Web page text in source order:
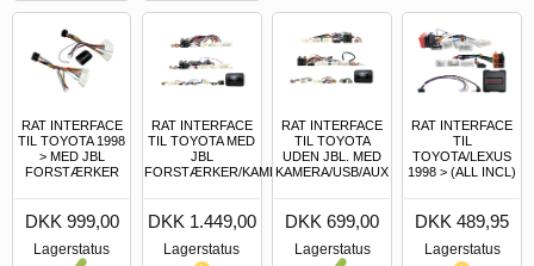
RAT INTERFACE
TIL TOYOTA 1998
> MED JBL
FORSTÆRKER
DKK 999,00
Lagerstatus
RAT INTERFACE
TIL TOYOTA MED
JBL
FORSTÆRKER/KAMERA/USB/AUX
DKK 1.449,00
Lagerstatus
RAT INTERFACE
TIL TOYOTA
UDEN JBL. MED
KAMERA/USB/AUX
DKK 699,00
Lagerstatus
RAT INTERFACE
TIL
TOYOTA/LEXUS
1998 > (ALL INCL)
DKK 489,95
Lagerstatus